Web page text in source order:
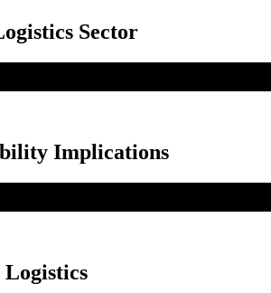
Sector
Implications